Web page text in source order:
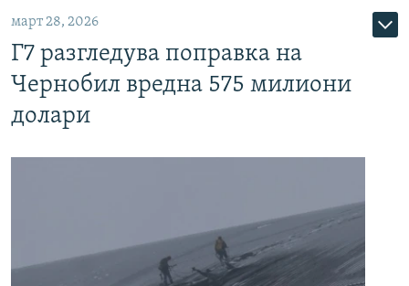
март 28, 2026
Г7 разгледува поправка на
Чернобил вредна 575 милиони
долари